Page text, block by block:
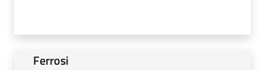
Ferrosi